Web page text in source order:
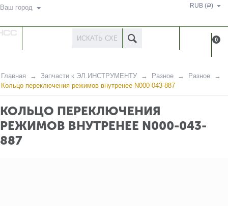
Ваш город RUB (Р)
0
Главная Запчасти к ЭЛ.ИНСТРУМЕНТУ Разное
Разное
Кольцо переключения режимов внутренее N000-043-887
КОЛЬЦО ПЕРЕКЛЮЧЕНИЯ
РЕЖИМОВ ВНУТРЕНЕЕ N000-043-
887